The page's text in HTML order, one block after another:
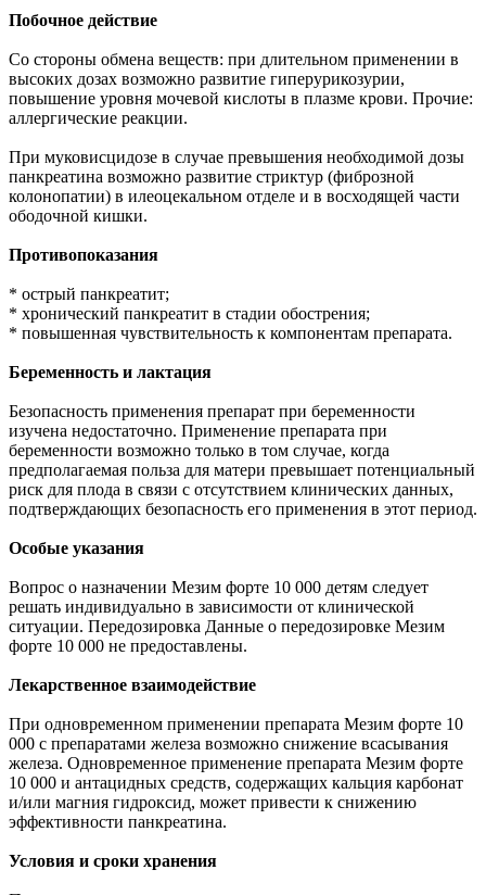
Побочное действие
Со стороны обмена веществ: при длительном применении в
высоких дозах возможно развитие гиперурикозурии,
повышение уровня мочевой кислоты в плазме крови. Прочие:
аллергические реакции.
При муковисцидозе в случае превышения необходимой дозы
панкреатина возможно развитие стриктур (фиброзной
колонопатии) в илеоцекальном отделе и в восходящей части
ободочной кишки.
Противопоказания
* острый панкреатит;
* хронический панкреатит в стадии обострения;
* повышенная чувствительность к компонентам препарата.
Беременность и лактация
Безопасность применения препарат при беременности
изучена недостаточно. Применение препарата при
беременности возможно только в том случае, когда
предполагаемая польза для матери превышает потенциальный
риск для плода в связи с отсутствием клинических данных,
подтверждающих безопасность его применения в этот период.
Особые указания
Вопрос о назначении Мезим форте 10 000 детям следует
решать индивидуально в зависимости от клинической
ситуации. Передозировка Данные о передозировке Мезим
форте 10 000 не предоставлены.
Лекарственное взаимодействие
При одновременном применении препарата Мезим форте 10
000 с препаратами железа возможно снижение всасывания
железа. Одновременное применение препарата Мезим форте
10 000 и антацидных средств, содержащих кальция карбонат
и/или магния гидроксид, может привести к снижению
эффективности панкреатина.
Условия и сроки хранения